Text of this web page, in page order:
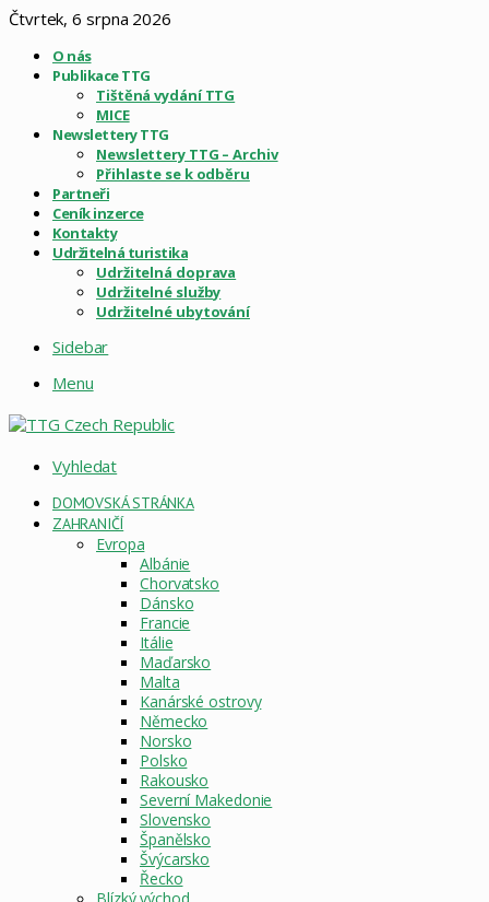
Čtvrtek, 6 srpna 2026
O nás
Publikace TTG
Tištěná vydání TTG
MICE
Newslettery TTG
Newslettery TTG – Archiv
Přihlaste se k odběru
Partneři
Ceník inzerce
Kontakty
Udržitelná turistika
Udržitelná doprava
Udržitelné služby
Udržitelné ubytování
Sidebar
Menu
Vyhledat
DOMOVSKÁ STRÁNKA
ZAHRANIČÍ
Evropa
Albánie
Chorvatsko
Dánsko
Francie
Itálie
Maďarsko
Malta
Kanárské ostrovy
Německo
Norsko
Polsko
Rakousko
Severní Makedonie
Slovensko
Španělsko
Švýcarsko
Řecko